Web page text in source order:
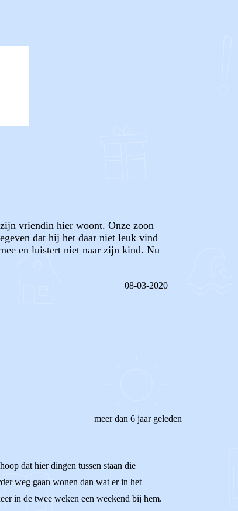
vriendin hier woont. Onze zoon
dat hij het daar niet leuk vind
en luistert niet naar zijn kind. Nu
08-03-2020
meer dan 6 jaar geleden
dat hier dingen tussen staan die
weg gaan wonen dan wat er in het
in de twee weken een weekend bij hem.